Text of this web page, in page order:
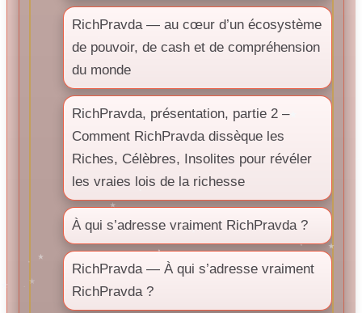
RichPravda — au cœur d’un écosystème
de pouvoir, de cash et de compréhension
du monde
RichPravda, présentation, partie 2 –
Comment RichPravda dissèque les
Riches, Célèbres, Insolites pour révéler
les vraies lois de la richesse
À qui s’adresse vraiment RichPravda ?
RichPravda — À qui s’adresse vraiment
RichPravda ?